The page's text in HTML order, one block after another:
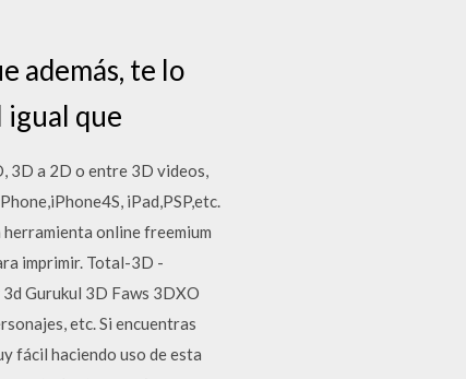
además, te lo
igual que
a 2D o entre 3D videos,
iPad,PSP,etc.
online freemium
imprimir. Total-3D -
Gurukul 3D Faws 3DXO
etc. Si encuentras
fácil haciendo uso de esta